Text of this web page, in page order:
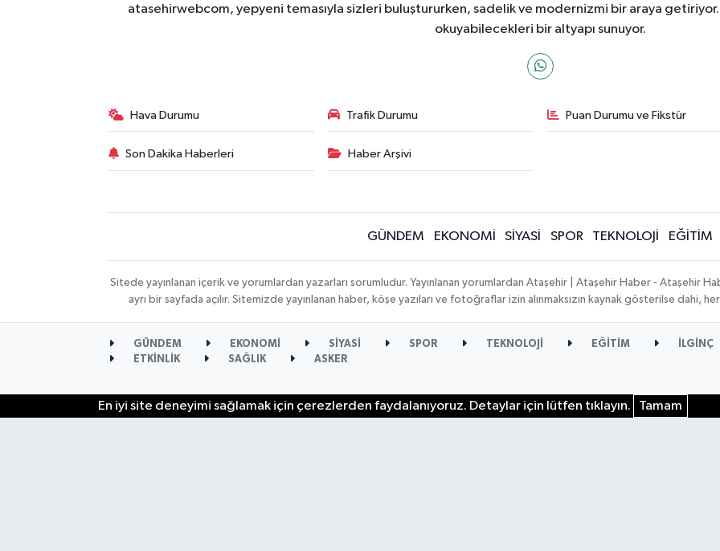
atasehirwebcom, yepyeni temasıyla sizleri buluştururken, sadelik ve modernizmi bir araya getiriyor.
okuyabilecekleri bir altyapı sunuyor.
Hava Durumu Trafik Durumu Puan Durumu ve Fikstür
Son Dakika Haberleri Haber Arşivi
GÜNDEM EKONOMİ SİYASİ SPOR TEKNOLOJİ EĞİTİM
Sitede yayınlanan içerik ve yorumlardan yazarları sorumludur. Yayınlanan yorumlardan Ataşehir | Ataşehir Haber - Ataşehir
ayrı bir sayfada açılır. Sitemizde yayınlanan haber, köşe yazıları ve fotoğraflar izin alınmaksızın kaynak gösterilse dahi,
GÜNDEM EKONOMİ SİYASİ SPOR TEKNOLOJİ EĞİTİM
İLGİNÇ
ETKİNLİK
SAĞLIK ASKER
En iyi site deneyimi sağlamak için çerezlerden faydalanıyoruz. Detaylar için lütfen tıklayın. Tamam